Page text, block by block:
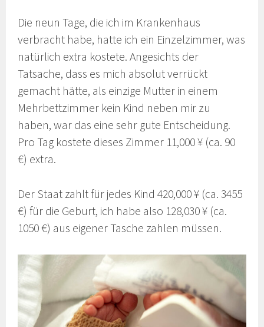
Die neun Tage, die ich im Krankenhaus
verbracht habe, hatte ich ein Einzelzimmer, was
natürlich extra kostete. Angesichts der
Tatsache, dass es mich absolut verrückt
gemacht hätte, als einzige Mutter in einem
Mehrbettzimmer kein Kind neben mir zu
haben, war das eine sehr gute Entscheidung.
Pro Tag kostete dieses Zimmer 11,000 ¥ (ca. 90
€) extra.
Der Staat zahlt für jedes Kind 420,000 ¥ (ca. 3455
€) für die Geburt, ich habe also 128,030 ¥ (ca.
1050 €) aus eigener Tasche zahlen müssen.